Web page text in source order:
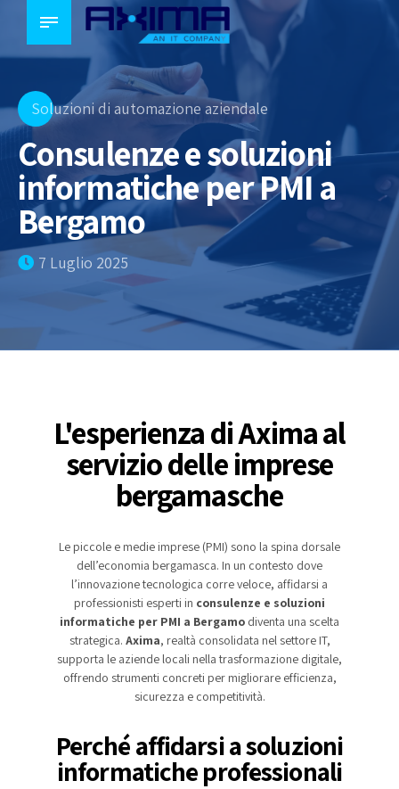
Soluzioni di automazione aziendale
Consulenze e soluzioni
informatiche per PMI a
Bergamo
7 Luglio 2025
L'esperienza di Axima al
servizio delle imprese
bergamasche
Le piccole e medie imprese (PMI) sono la spina dorsale
dell’economia bergamasca. In un contesto dove
l’innovazione tecnologica corre veloce, affidarsi a
professionisti esperti in consulenze e soluzioni
informatiche per PMI a Bergamo diventa una scelta
strategica. Axima, realtà consolidata nel settore IT,
supporta le aziende locali nella trasformazione digitale,
offrendo strumenti concreti per migliorare efficienza,
sicurezza e competitività.
Perché affidarsi a soluzioni
informatiche professionali